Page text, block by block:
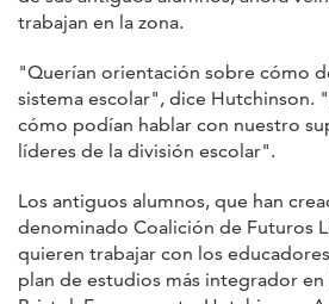
trabajan en la zona.
"Querían orientación sobre cómo
sistema escolar", dice Hutchinson.
cómo podían hablar con nuestro
líderes de la división escolar".
Los antiguos alumnos, que han
denominado Coalición de Futuros
quieren trabajar con los
plan de estudios más integrador en